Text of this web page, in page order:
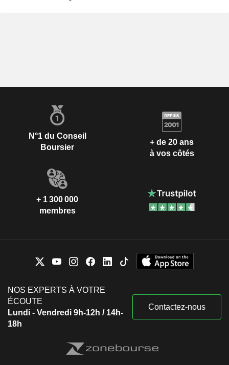
N°1 du Conseil
Boursier
+ de 20 ans
à vos côtés
+ 1 300 000
membres
NOS EXPERTS À VOTRE
ÉCOUTE
Lundi - Vendredi 9h-12h / 14h-
18h
Contactez-nous